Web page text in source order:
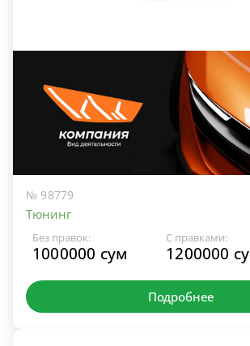
№ 98779
Тюнинг
Без правок:
1000000 сум
С правками:
1200000
Подробнее